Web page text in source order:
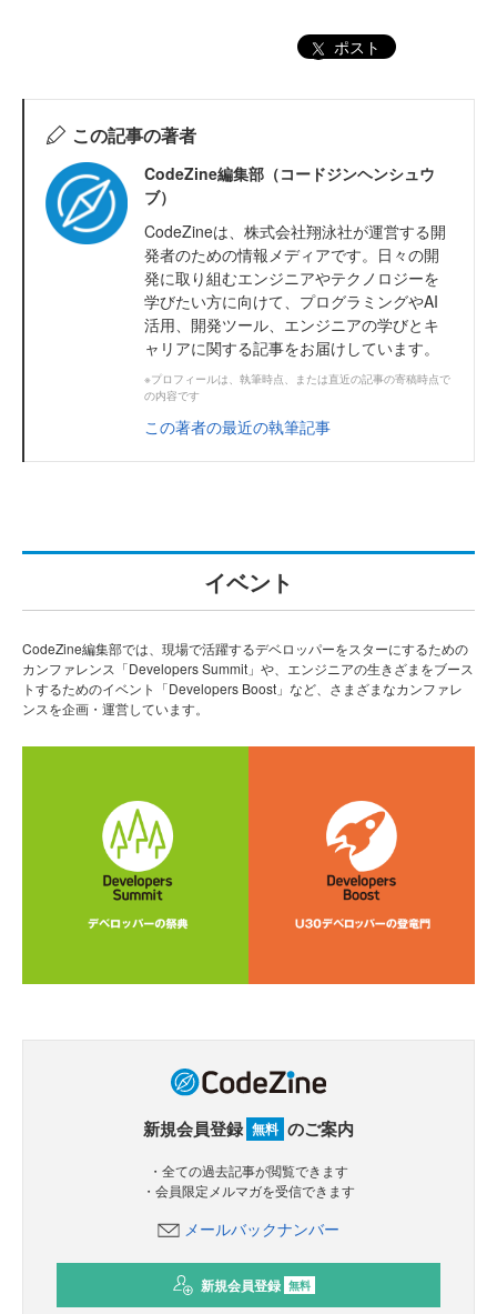
ポスト
この記事の著者
CodeZine編集部（コードジンヘンシュウ
ブ）
CodeZineは、株式会社翔泳社が運営する開
発者のための情報メディアです。日々の開
発に取り組むエンジニアやテクノロジーを
学びたい方に向けて、プログラミングやAI
活用、開発ツール、エンジニアの学びとキ
ャリアに関する記事をお届けしています。
※プロフィールは、執筆時点、または直近の記事の寄稿時点で
の内容です
この著者の最近の執筆記事
イベント
CodeZine編集部では、現場で活躍するデベロッパーをスターにするための
カンファレンス「Developers Summit」や、エンジニアの生きざまをブース
トするためのイベント「Developers Boost」など、さまざまなカンファレ
ンスを企画・運営しています。
新規会員登録 無料 のご案内
・全ての過去記事が閲覧できます
・会員限定メルマガを受信できます
メールバックナンバー
新規会員登録 無料